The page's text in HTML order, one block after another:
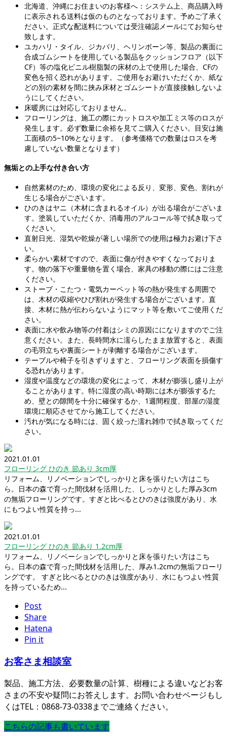
北海道、沖縄にお住まいのお客様へ：システム上、商品購入時
に表示される送料は仮のものとなっております。予めご了承く
ださい。正式な配送料については受注確認メールにてお知らせ
致します。
ユカハリ・タイル、ジカバリ、ヘリンボーン等、製品の裏面に
合成ゴムシートを使用している製品をクッションフロア（以下
CF）等の塩化ビニル樹脂製の床材の上で使用した場合、CFの
変色を招く恐れがあります。ご使用をお避けいただくか、紙な
どの別の素材を間に挟み床材とゴムシートが直接接触しないよ
うにしてください。
床暖房には対応しておりません。
フローリングは、施工の際にカットロスや加工ミス等のロスが
発生します。必ず数量に余裕を見てご購入ください。目安は施
工面積の5~10%となります。（参考価格での数量はロスを考
慮していない数量となります）
無垢との上手な付き合い方
自然素材のため、環境の変化による反り、変形、変色、割れが
生じる場合がございます。
ひのきはヤニ（木材に含まれるオイル）が出る場合がございま
す。塗装していただくか、消毒用のアルコール等で拭き取って
ください。
直射日光、湿気や乾燥が著しい場所での使用は極力お避け下さ
い。
柔らかい素材ですので、表面に傷が付きやすくなっておりま
す。物の落下や重量物を置く場合、家具の移動の際にはご注意
ください。
ストーブ・こたつ・電気カーペット等の熱が発生する周囲で
は、木材の収縮やひび割れが発生する場合がございます。直
接、木材に熱が伝わらないようにマット等を敷いてご使用くだ
さい。
表面に水や飲み物等の付着はシミの原因にになりますのでご注
意ください。また、長時間水に濡らしたまま放置すると、表面
の毛羽立ちや裏面シートが剥離する場合がございます。
テーブルや椅子を引きずりますと、フローリング表面を損傷す
る恐れがあります。
湿度や温度などの環境の変化によって、木材が膨張し盛り上が
ることがあります。特に湿度の高い時期には木が膨張するた
め、壁との隙間を十分に確保するか、1週間程度、部屋の湿度
環境に順応させてから施工してください。
汚れが気になる時には、固く絞った濡れ雑巾で拭き取ってくだ
さい。
2021.01.01
フローリング ひのき 節あり 3cm厚
リフォーム、リノベーションでしっかりと床を張りたい方はこち
ら。日本の森で育った間伐材を活用した、しっかりとした厚み3cm
の無垢フローリングです。すぎと比べるとひのきは強度があり、水
にもつよい性質を持っ...
2021.01.01
フローリング ひのき 節あり 1.2cm厚
リフォーム、リノベーションでしっかりと床を張りたい方はこち
ら。日本の森で育った間伐材を活用した、厚み1.2cmの無垢フローリ
ングです。 すぎと比べるとひのきは強度があり、水にもつよい性質
を持っているため...
Post
Share
Hatena
Pin it
お客さま相談室
製品、施工方法、必要数量の計算、樹種による違いなどお客
さまの不安や疑問にお答えします。お問い合わせページもし
くはTEL：0868-73-0338までご連絡ください。
こちらの記事も書いています